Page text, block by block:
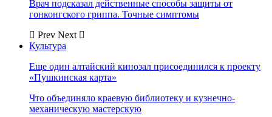
Врач подсказал действенные способы защиты от
гонконгского гриппа. Точные симптомы
Prev Next
Культура
Еще один алтайский кинозал присоединился к проекту
«Пушкинская карта»
Что объединяло краевую библиотеку и кузнечно-
механическую мастерскую